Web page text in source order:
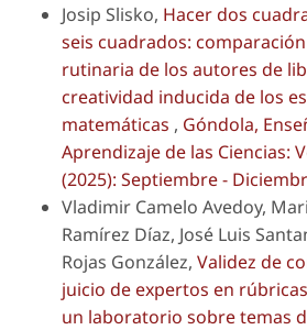
Josip Slisko, Hacer dos
seis cuadrados:
rutinaria de los autores de
creatividad inducida de los
matemáticas , Góndola,
Aprendizaje de las Ciencias:
(2025): Septiembre -
Vladimir Camelo Avedoy,
Ramírez Díaz, José Luis
Rojas González, Validez de
juicio de expertos en
un laboratorio sobre temas